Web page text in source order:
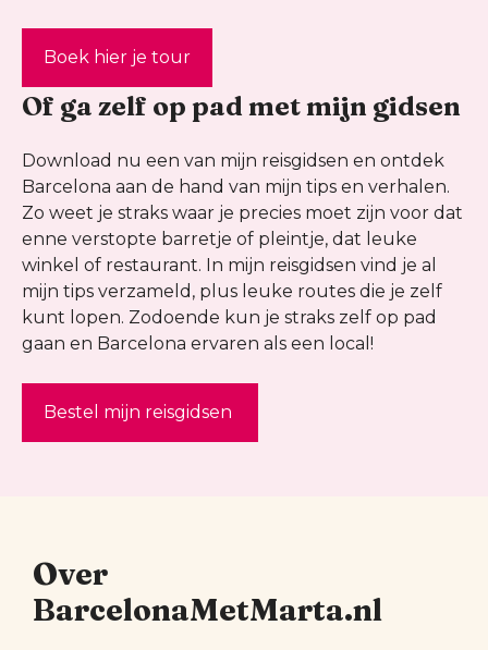
Boek hier je tour
Of ga zelf op pad met mijn gidsen
Download nu een van mijn reisgidsen en ontdek
Barcelona aan de hand van mijn tips en verhalen.
Zo weet je straks waar je precies moet zijn voor dat
enne verstopte barretje of pleintje, dat leuke
winkel of restaurant. In mijn reisgidsen vind je al
mijn tips verzameld, plus leuke routes die je zelf
kunt lopen. Zodoende kun je straks zelf op pad
gaan en Barcelona ervaren als een local!
Bestel mijn reisgidsen
Over
BarcelonaMetMarta.nl